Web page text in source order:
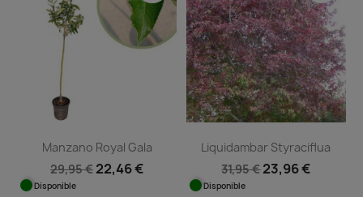
Manzano Royal Gala
29,95 € 22,46 €
Disponible
Liquidambar Styraciflua
31,95 €23,96 €
Disponible